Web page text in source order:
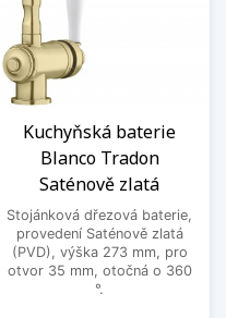
Kuchyňská baterie
Blanco Tradon
Saténově zlatá
Stojánková dřezová baterie,
provedení Saténově zlatá
(PVD), výška 273 mm, pro
otvor 35 mm, otočná o 360
°.